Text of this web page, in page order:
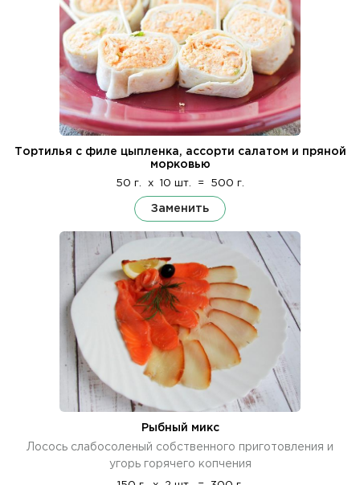
Тортилья с филе цыпленка, ассорти салатом и пряной
морковью
50 г. x 10 шт. = 500 г.
Заменить
Рыбный микс
Лосось слабосоленый собственного приготовления и
угорь горячего копчения